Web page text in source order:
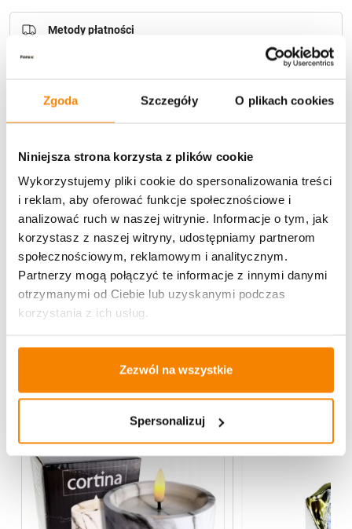
Zgoda Szczegóły O plikach cookies
Niniejsza strona korzysta z plików cookie
Wykorzystujemy pliki cookie do spersonalizowania treści
i reklam, aby oferować funkcje społecznościowe i
analizować ruch w naszej witrynie. Informacje o tym, jak
korzystasz z naszej witryny, udostępniamy partnerom
społecznościowym, reklamowym i analitycznym.
Partnerzy mogą połączyć te informacje z innymi danymi
otrzymanymi od Ciebie lub uzyskanymi podczas
korzystania z ich usług.
Zezwól na wszystkie
Spersonalizuj
hurtowniiPrzejdź do hurtowni B2B
Metody płatności
Opis produktu
Specyfikacja
Więcej z kategorii FENIX Home Decor